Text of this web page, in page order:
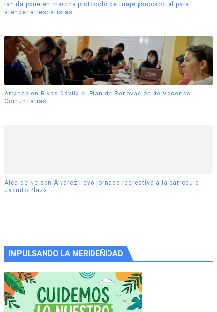
Iahula pone en marcha protocolo de triaje psicosocial para
atender a rescatistas
Arranca en Rivas Dávila el Plan de Renovación de Vocerías
Comunitarias
Alcalde Nelson Álvarez llevó jornada recreativa a la parroquia
Jacinto Plaza
IMPULSANDO LA MERIDEÑIDAD